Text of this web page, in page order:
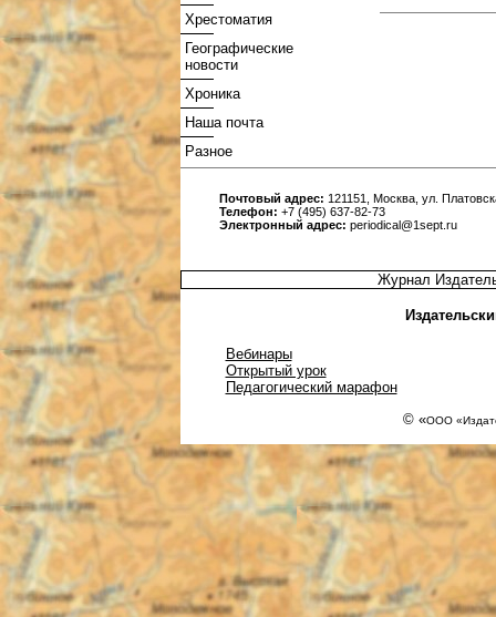
Хрестоматия
Географические
новости
Хроника
Наша почта
Разное
Почтовый адрес: 121151, Москва, ул.
Телефон: +7 (495) 637-82-73
Электронный адрес: periodical@1sept.ru
Журнал
Вебинары
Открытый урок
Педагогический марафон
© «ООО